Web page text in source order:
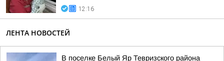
12:16
ЛЕНТА НОВОСТЕЙ
В поселке Белый Яр Тевризского района